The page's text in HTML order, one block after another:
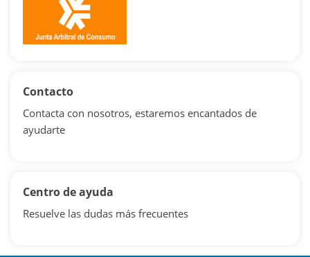
Contacto
Contacta con nosotros, estaremos encantados de
ayudarte
Centro de ayuda
Resuelve las dudas más frecuentes